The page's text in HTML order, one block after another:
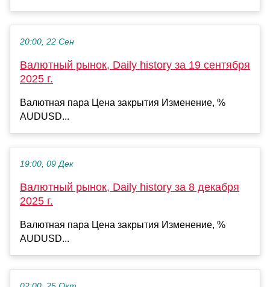
20:00, 22 Сен
Валютный рынок, Daily history за 19 сентября
2025 г.
Валютная пара Цена закрытия Изменение, %
AUDUSD...
19:00, 09 Дек
Валютный рынок, Daily history за 8 декабря
2025 г.
Валютная пара Цена закрытия Изменение, %
AUDUSD...